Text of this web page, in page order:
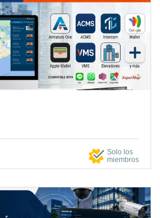
Solo los
miembros